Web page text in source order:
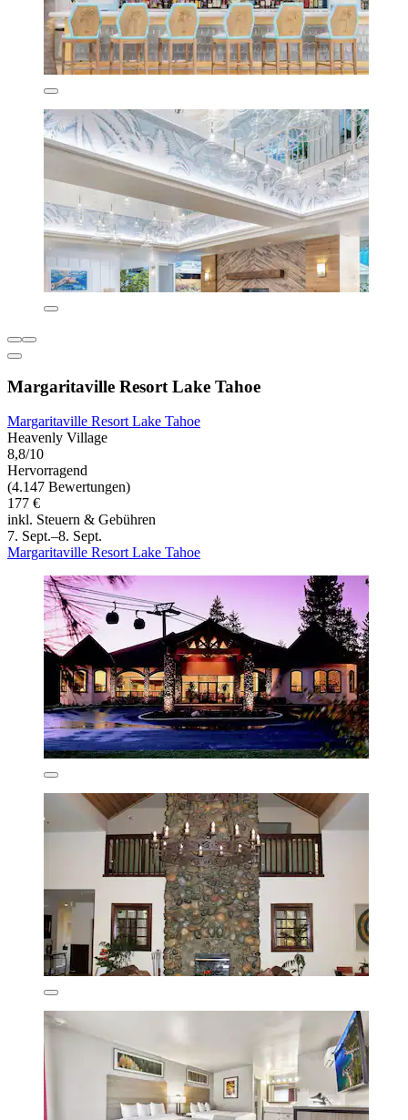
Margaritaville Resort Lake Tahoe
Margaritaville Resort Lake Tahoe
Heavenly Village
8,8/10
Hervorragend
(4.147 Bewertungen)
177 €
inkl. Steuern & Gebühren
7. Sept.–8. Sept.
Margaritaville Resort Lake Tahoe